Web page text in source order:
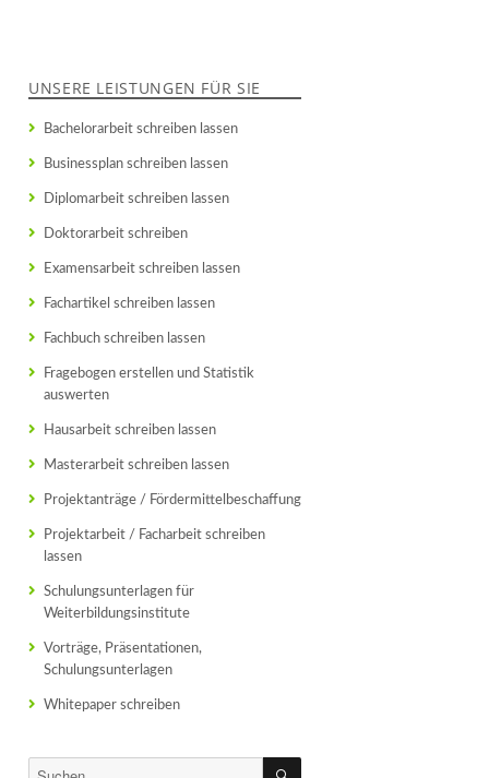
UNSERE LEISTUNGEN FÜR SIE
Bachelorarbeit schreiben lassen
Businessplan schreiben lassen
Diplomarbeit schreiben lassen
Doktorarbeit schreiben
Examensarbeit schreiben lassen
Fachartikel schreiben lassen
Fachbuch schreiben lassen
Fragebogen erstellen und Statistik
auswerten
Hausarbeit schreiben lassen
Masterarbeit schreiben lassen
Projektanträge / Fördermittelbeschaffung
Projektarbeit / Facharbeit schreiben
lassen
Schulungsunterlagen für
Weiterbildungsinstitute
Vorträge, Präsentationen,
Schulungsunterlagen
Whitepaper schreiben
Suchen
SUCHEN